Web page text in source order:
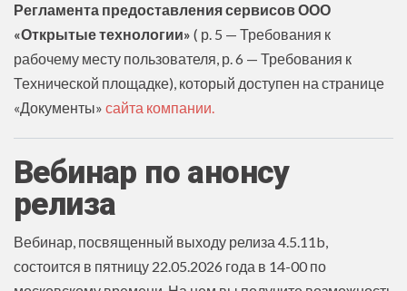
Регламента предоставления сервисов ООО
«Открытые технологии» ( р. 5 — Требования к
рабочему месту пользователя, р. 6 — Требования к
Технической площадке), который доступен на странице
«Документы» сайта компании.
Вебинар по анонсу
релиза
Вебинар, посвященный выходу релиза 4.5.11b,
состоится в пятницу 22.05.2026 года в 14-00 по